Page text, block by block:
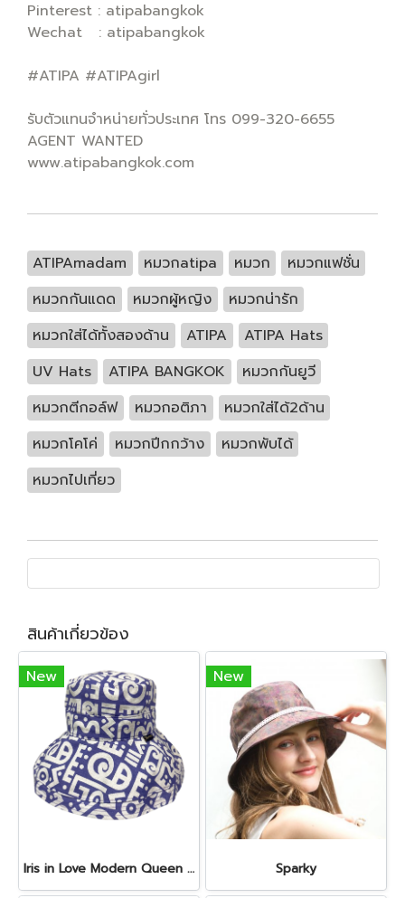
Pinterest : atipabangkok
Wechat : atipabangkok
#ATIPA #ATIPAgirl
รับตัวแทนจำหน่ายทั่วประเทศ โทร 099-320-6655
AGENT WANTED
www.atipabangkok.com
ATIPAmadam หมวกatipa หมวก
หมวกแฟชั่น
หมวกกันแดด
หมวกผู้หญิง
หมวกน่ารัก
หมวกใส่ได้ทั้งสองด้าน
ATIPA
ATIPA Hats
UV Hats
ATIPA BANGKOK
หมวกกันยูวี
หมวกตีกอล์ฟ
หมวกอติภา
หมวกใส่ได้2ด้าน
หมวกโคโค่
หมวกปีกกว้าง
หมวกพับได้
หมวกไปเที่ยว
สินค้าเกี่ยวข้อง
New
Iris in Love Modern Queen Extra
New
Sparky